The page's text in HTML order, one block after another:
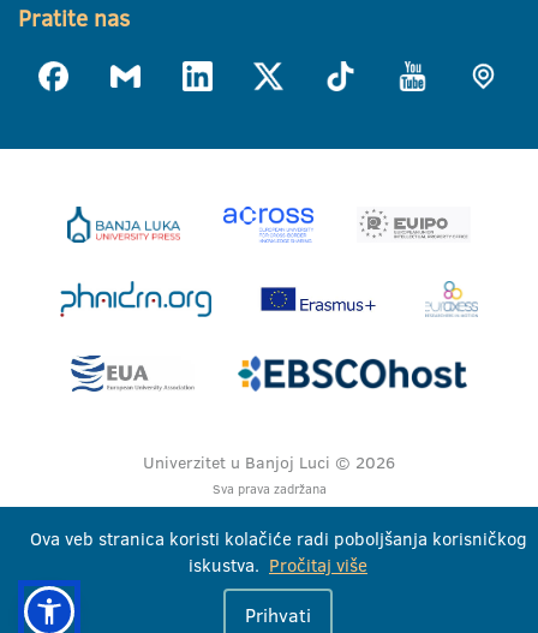
Pratite nas
Univerzitet u Banjoj Luci © 2026
Sva prava zadržana
Ova veb stranica koristi kolačiće radi poboljšanja korisničkog
iskustva. Pročitaj više
Prihvati